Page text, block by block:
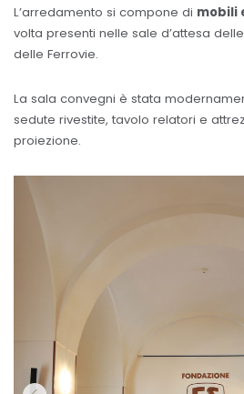
L’arredamento si compone di mobili
volta presenti nelle sale d’attesa
delle Ferrovie.
La sala convegni è stata
sedute rivestite, tavolo relatori e
proiezione.